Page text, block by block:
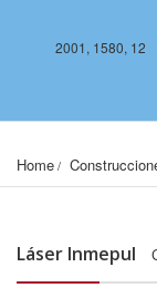
2001, 1580, 12
Home
Láser Inmepul